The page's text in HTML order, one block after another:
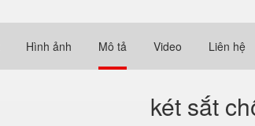
Hình ảnh Mô tả Video Liên hệ
két sắt